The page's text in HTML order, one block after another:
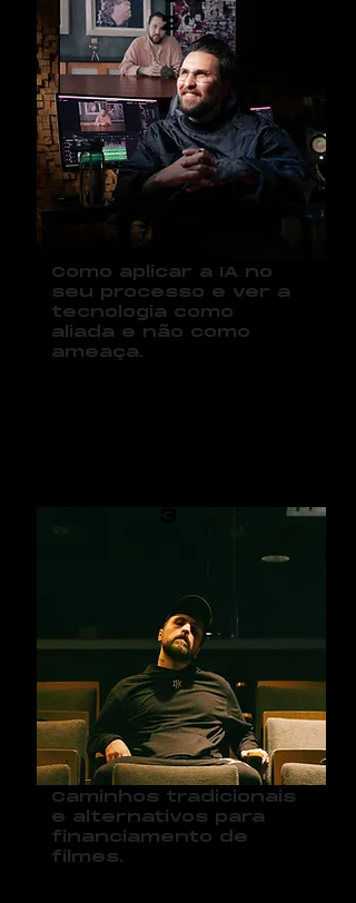
Como aplicar a IA no
seu processo e ver a
tecnologia como
aliada e não como
ameaça.
Caminhos tradicionais
e alternativos para
financiamento de
filmes.
2